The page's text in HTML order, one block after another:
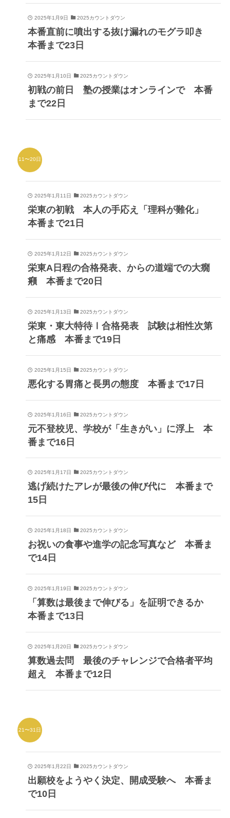
2025年1月9日 2025カウントダウン
本番直前に噴出する抜け漏れのモグラ叩き
本番まで23日
2025年1月10日 2025カウントダウン
初戦の前日 塾の授業はオンラインで 本番
まで22日
11〜20日
2025年1月11日 2025カウントダウン
栄東の初戦 本人の手応え「理科が難化」
本番まで21日
2025年1月12日 2025カウントダウン
栄東A日程の合格発表、からの道端での大癇
癪 本番まで20日
2025年1月13日 2025カウントダウン
栄東・東大特待Ⅰ合格発表 試験は相性次第
と痛感 本番まで19日
2025年1月15日 2025カウントダウン
悪化する胃痛と長男の態度 本番まで17日
2025年1月16日 2025カウントダウン
元不登校児、学校が「生きがい」に浮上 本
番まで16日
2025年1月17日 2025カウントダウン
逃げ続けたアレが最後の伸び代に 本番まで
15日
2025年1月18日 2025カウントダウン
お祝いの食事や進学の記念写真など 本番ま
で14日
2025年1月19日 2025カウントダウン
「算数は最後まで伸びる」を証明できるか
本番まで13日
2025年1月20日 2025カウントダウン
算数過去問 最後のチャレンジで合格者平均
超え 本番まで12日
21〜31日
2025年1月22日 2025カウントダウン
出願校をようやく決定、開成受験へ 本番ま
で10日